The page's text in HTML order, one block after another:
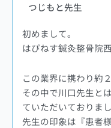
初めまして。
はぴねす鍼灸整骨院
この業界に携わり約
その中で川口先生と
ていただいておりま
先生の印象は『患者
つじもと先生